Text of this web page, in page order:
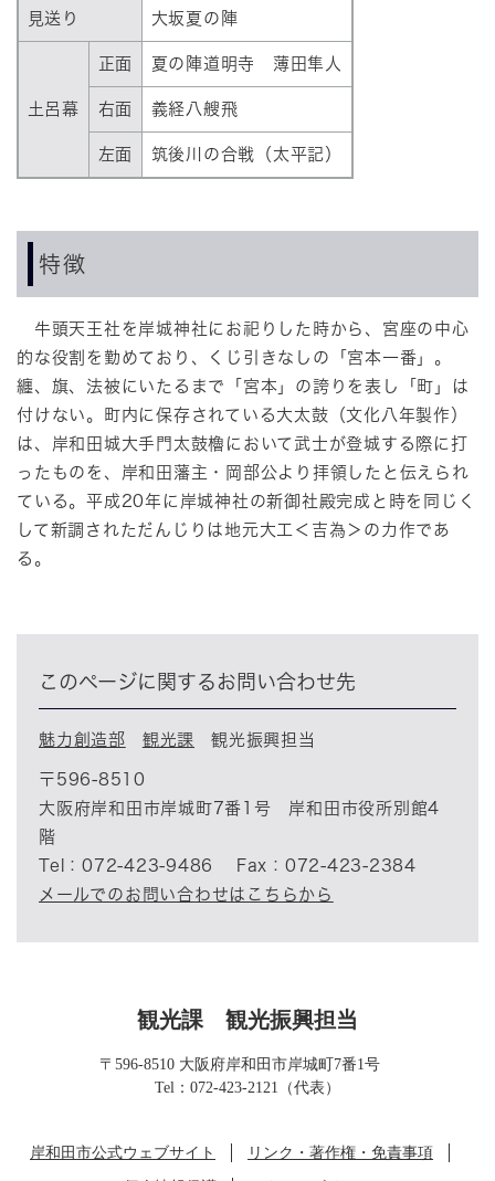
見送り 大坂夏の陣
土呂幕
正面 夏の陣道明寺 薄田隼人
右面 義経八艘飛
左面 筑後川の合戦（太平記）
特徴
牛頭天王社を岸城神社にお祀りした時から、宮座の中心
的な役割を勤めており、くじ引きなしの「宮本一番」。
纏、旗、法被にいたるまで「宮本」の誇りを表し「町」は
付けない。町内に保存されている大太鼓（文化八年製作）
は、岸和田城大手門太鼓櫓において武士が登城する際に打
ったものを、岸和田藩主・岡部公より拝領したと伝えられ
ている。平成20年に岸城神社の新御社殿完成と時を同じく
して新調されただんじりは地元大工＜吉為＞の力作であ
る。
このページに関するお問い合わせ先
魅力創造部 観光課 観光振興担当
〒596-8510
大阪府岸和田市岸城町7番1号 岸和田市役所別館4
階
Tel：072-423-9486
Fax：072-423-2384
メールでのお問い合わせはこちらから
観光課 観光振興担当
〒596-8510 大阪府岸和田市岸城町7番1号
Tel：072-423-2121（代表）
岸和田市公式ウェブサイト リンク・著作権・免責事項